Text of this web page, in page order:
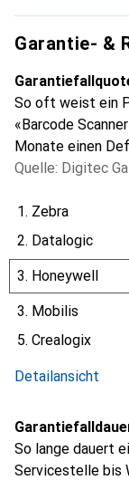
Garantie- &
So oft weist ein
«Barcode
Monate einen
Quelle: Digitec
1. Zebra
2. Datalogic
3. Honeywell
3. Mobilis
5. Crealogix
Detailansicht
So lange dauert
Servicestelle bis